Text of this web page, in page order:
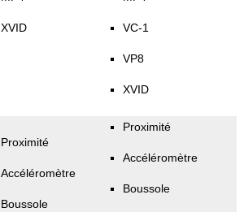
XVID VC-1
VP8
XVID
Proximité
Accéléromètre
Boussole
Proximité
Accéléromètre
Boussole